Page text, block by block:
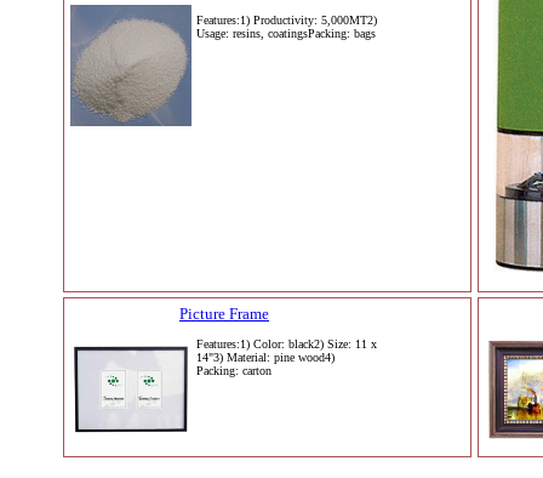
Features:1) Productivity: 5,000MT2)
Usage: resins, coatingsPacking: bags
Picture Frame
Features:1) Color: black2) Size: 11 x
14"3) Material: pine wood4)
Packing: carton